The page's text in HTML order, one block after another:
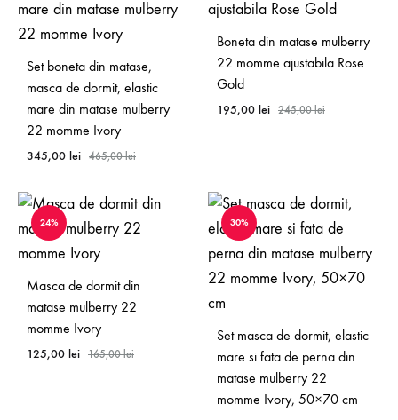
Set boneta din matase,
masca de dormit, elastic
mare din matase mulberry
22 momme Ivory
345,00 lei 465,00lei
Boneta din matase mulberry
22 momme ajustabila Rose
Gold
195,00 lei 245,00lei
24%
Masca de dormit din
matase mulberry 22
momme Ivory
125,00 lei 165,00lei
30%
Set masca de dormit, elastic
mare si fata de perna din
matase mulberry 22
momme Ivory, 50×70 cm